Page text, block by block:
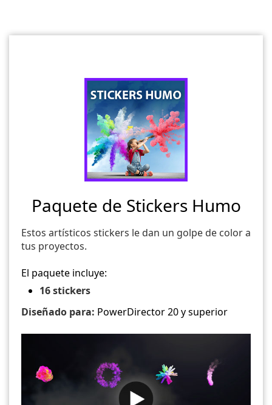
Paquete de Stickers Humo
Estos artísticos stickers le dan un golpe de color a
tus proyectos.
El paquete incluye:
16 stickers
Diseñado para: PowerDirector 20 y superior